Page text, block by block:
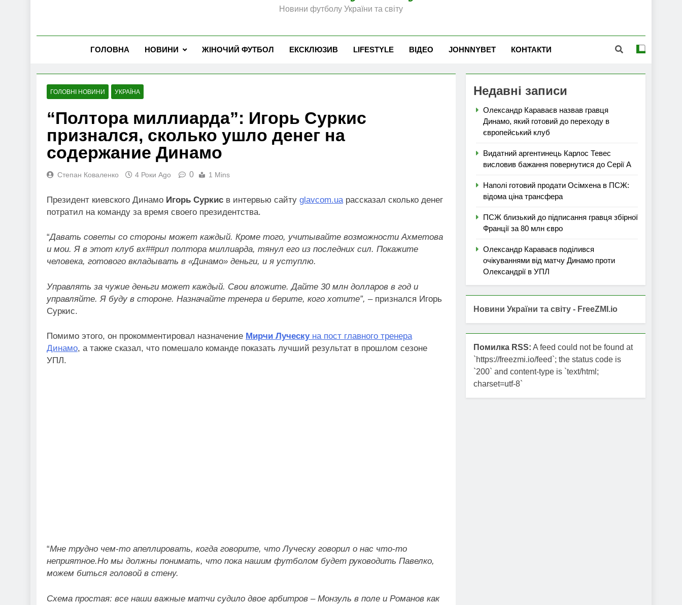
Новини футболу України та світу
ГОЛОВНА НОВИНИ ЖІНОЧИЙ ФУТБОЛ ЕКСКЛЮЗИВ LIFESTYLE ВІДЕО JOHNNYBET КОНТАКТИ
ГОЛОВНІ НОВИНИ УКРАЇНА
“Полтора миллиарда”: Игорь Суркис
признался, сколько ушло денег на
содержание Динамо
Степан Коваленко 4 Роки Ago 0 1 Mins
Президент киевского Динамо Игорь Суркис в интервью сайту glavcom.ua рассказал сколько денег
потратил на команду за время своего президентства.
“Давать советы со стороны может каждый. Кроме того, учитывайте возможности Ахметова
и мои. Я в этот клуб вх##рил полтора миллиарда, тянул его из последних сил. Покажите
человека, готового вкладывать в «Динамо» деньги, и я уступлю.
Управлять за чужие деньги может каждый. Свои вложите. Дайте 30 млн долларов в год и
управляйте. Я буду в стороне. Назначайте тренера и берите, кого хотите”, – признался Игорь
Суркис.
Помимо этого, он прокомментировал назначение Мирчи Луческуна пост главного тренера
Динамо, а также сказал, что помешало команде показать лучший результат в прошлом сезоне
УПЛ.
“Мне трудно чем-то апеллировать, когда говорите, что Луческу говорил о нас что-то
неприятное.Но мы должны понимать, что пока нашим футболом будет руководить Павелко,
можем биться головой в стену.
Схема простая: все наши важные матчи судило двое арбитров – Монзуль в поле и Романов как
Недавні записи
Олександр Караваєв назвав гравця
Динамо, який готовий до переходу в
європейський клуб
Видатний аргентинець Карлос Тевес
висловив бажання повернутися до Серії А
Наполі готовий продати Осімхена в ПСЖ:
відома ціна трансфера
ПСЖ близький до підписання гравця збірної
Франції за 80 млн євро
Олександр Караваєв поділився
очікуваннями від матчу Динамо проти
Олександрії в УПЛ
Новини України та світу - FreeZMI.io
Помилка RSS: A feed could not be found at
`https://freezmi.io/feed`; the status code is
`200` and content-type is `text/html;
charset=utf-8`